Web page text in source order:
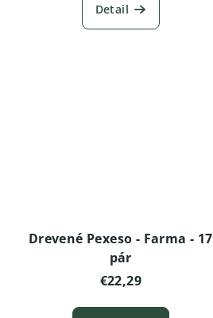
Detail
Drevené Pexeso - Farma - 17
pár
€22,29